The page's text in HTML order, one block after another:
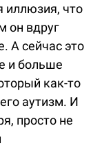
иллюзия, что
он вдруг
А сейчас это
и больше
как-то
аутизм. И
просто не